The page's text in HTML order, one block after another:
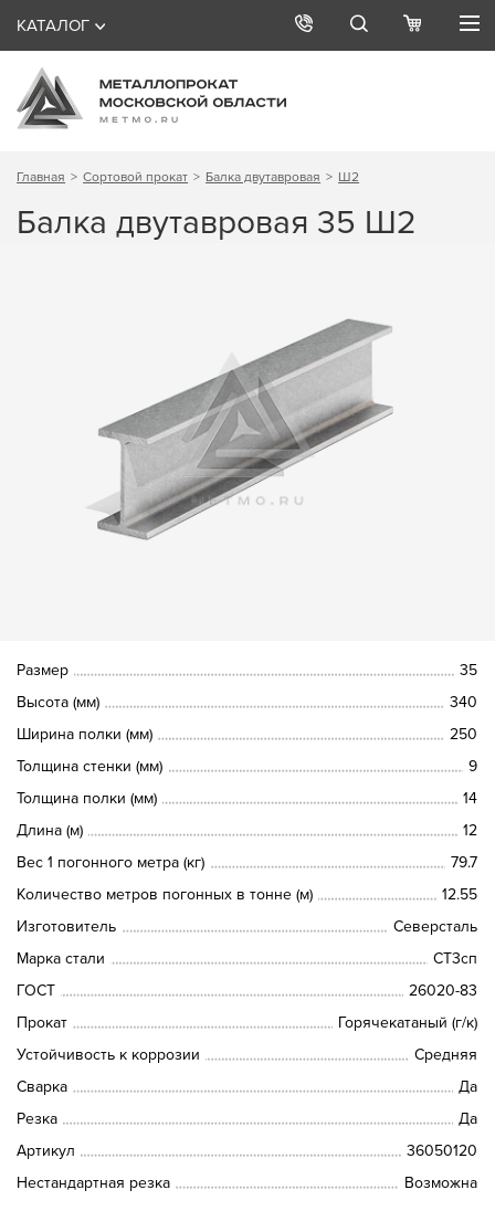
КАТАЛОГ
Главная Сортовой прокат Балка двутавровая Ш2
Балка двутавровая 35 Ш2
Размер
35
Высота (мм)
340
Ширина полки (мм)
250
Толщина стенки (мм)
9
Толщина полки (мм)
14
Длина (м)
12
Вес 1 погонного метра (кг)
79.7
Количество метров погонных в тонне (м)
12.55
Изготовитель
Северсталь
Марка стали
СТ3сп
ГОСТ
26020-83
Прокат
Горячекатаный (г/к)
Устойчивость к коррозии
Средняя
Сварка
Да
Резка
Да
Артикул
36050120
Нестандартная резка
Возможна